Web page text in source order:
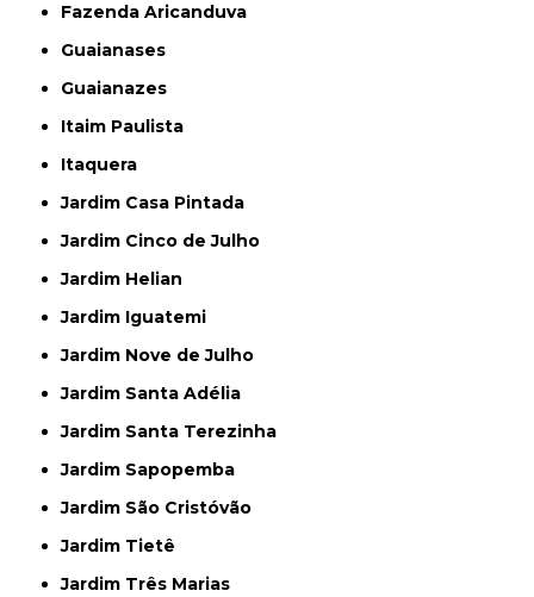
Fazenda Aricanduva
Guaianases
Guaianazes
Itaim Paulista
Itaquera
Jardim Casa Pintada
Jardim Cinco de Julho
Jardim Helian
Jardim Iguatemi
Jardim Nove de Julho
Jardim Santa Adélia
Jardim Santa Terezinha
Jardim Sapopemba
Jardim São Cristóvão
Jardim Tietê
Jardim Três Marias